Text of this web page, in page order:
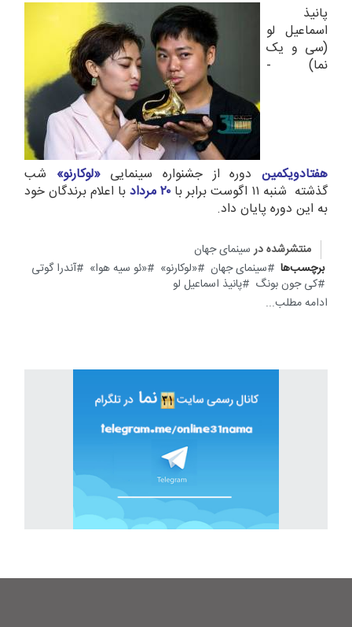
پانیذ
اسماعیل لو
(سی و یک
نما) -
هفتادویکمیندوره از جشنواره سینمایی«لوکارنو» شب
گذشته شنبه ۱۱ اگوست برابر با
۲۰ مرداد
با اعلام برندگان خود
به این دوره پایان داد.
منتشرشده در سینمای جهان
برچسب‌ها
سینمای جهان «لوکارنو» «ئو سیه هوا»
آندرا گوتی
کی جون بونگ
پانیذ اسماعیل لو
ادامه مطلب...